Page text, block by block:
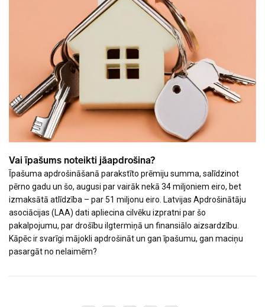
Vai īpašums noteikti jāapdrošina?
Īpašuma apdrošināšanā parakstīto prēmiju summa, salīdzinot
pērno gadu un šo, augusi par vairāk nekā 34 miljoniem eiro, bet
izmaksātā atlīdzība – par 51 miljonu eiro. Latvijas Apdrošinātāju
asociācijas (LAA) dati apliecina cilvēku izpratni par šo
pakalpojumu, par drošību ilgtermiņā un finansiālo aizsardzību.
Kāpēc ir svarīgi mājokli apdrošināt un gan īpašumu, gan maciņu
pasargāt no nelaimēm?